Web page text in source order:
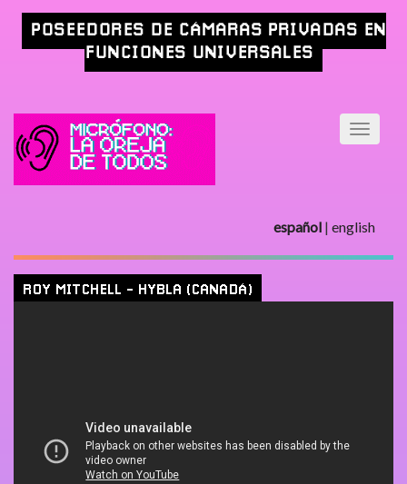
POSEEDORES DE CÁMARAS PRIVADAS EN
FUNCIONES UNIVERSALES
español | english
ROY MITCHELL - HYBLA (CANADÁ)